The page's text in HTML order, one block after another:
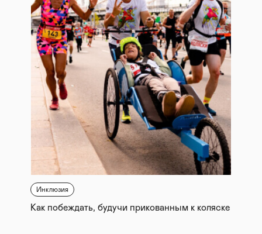
Инклюзия
Как побеждать, будучи прикованным к коляске